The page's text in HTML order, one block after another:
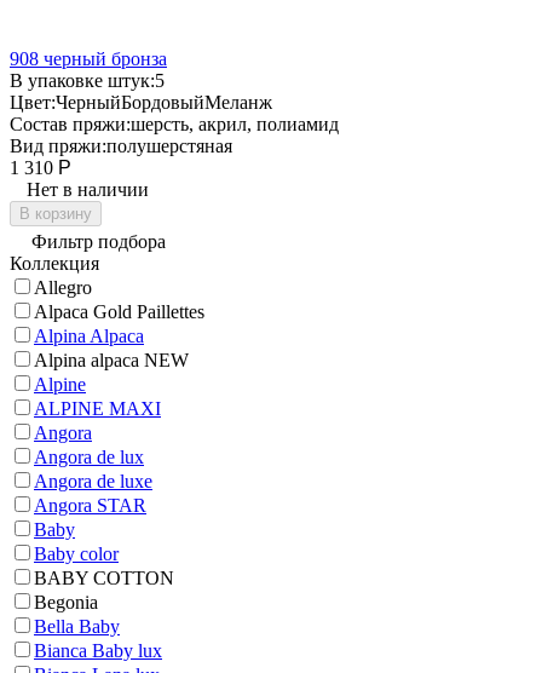
908 черный бронза
В упаковке штук:5
Цвет:ЧерныйБордовыйМеланж
Состав пряжи:шерсть, акрил, полиамид
Вид пряжи:полушерстяная
1 310 Р
Нет в наличии
В корзину
Фильтр подбора
Коллекция
Allegro
Alpaca Gold Paillettes
Alpina Alpaca
Alpina alpaca NEW
Alpine
ALPINE MAXI
Angora
Angora de lux
Angora de luxe
Angora STAR
Baby
Baby color
BABY COTTON
Begonia
Bella Baby
Bianca Baby lux